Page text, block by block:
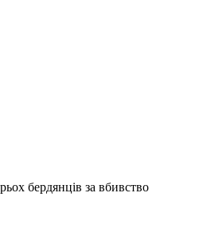
бердянців за вбивство